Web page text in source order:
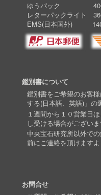
ゆうパック 400円
レターパックライト
EMS(日本国外)
鑑別書について
鑑別書をご希望のお客
する(日本語、英語)」の
１週間から１０営業日
し受ける場合がございま
中央宝石研究所以外で
前にご連絡を頂けますよ
お問合せ